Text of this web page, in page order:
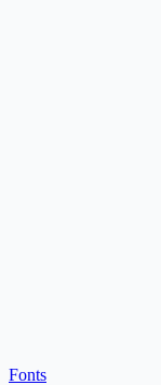
Fonts